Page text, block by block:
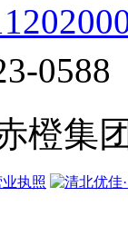
0588
橙集